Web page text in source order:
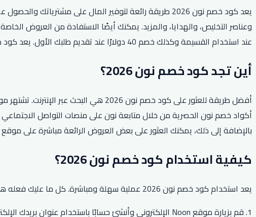
يعد كود خصم نون 2026 طريقة رائعة لتوفير المال على
عند استخدام القسيمة وكذلك خصم 40 دولارًا عند تقديم طلبك الأول. يعد كود خصم نون بالتأكيد طريقة رائعة لتوفير المال عند التسوق عبر الإنترنت.
أين تجد كود خصم نون 2026؟
بالإضافة إلى ذلك، يمكنك العثور على بعض العروض الرائعة مباشرة على موقع Noon الإلكتروني.
كيفية استخدام كود خصم نون 2026؟
يعد استخدام كود خصم نون 2026 عملية سهلة ومباشرة. كل ما عليك فعله هو اتباع الخطوات البسيطة أدناه لاسترداد رمز القسيمة والاستمتاع بالخصومات:
1. قم بزيارة موقع Noon الإلكتروني وأنشئ حسابًا باستخدام عنوان بريدك الإلكتروني.